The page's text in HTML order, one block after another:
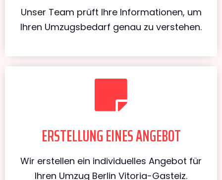
Unser Team prüft Ihre Informationen, um
Ihren Umzugsbedarf genau zu verstehen.
ERSTELLUNG EINES ANGEBOT
Wir erstellen ein individuelles Angebot für
Ihren Umzug Berlin Vitoria-Gasteiz.